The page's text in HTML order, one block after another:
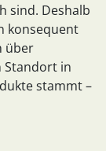
sind. Deshalb
konsequent
über
Standort in
stammt –